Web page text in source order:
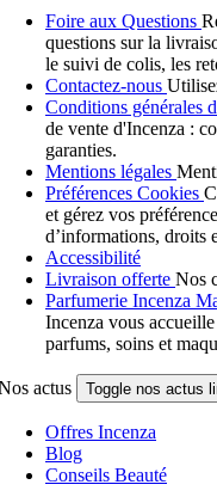
Foire aux Questions
questions sur la
le suivi de colis, les
Contactez-nous
Conditions générales
de vente d'Incenza :
garanties.
Mentions légales
Préférences Cookies
et gérez vos
d’informations, droits
Accessibilité
Livraison offerte Nos
Parfumerie Incenza
Incenza vous
parfums, soins et
actus Toggle nos actus
Offres Incenza
Blog
Conseils Beauté